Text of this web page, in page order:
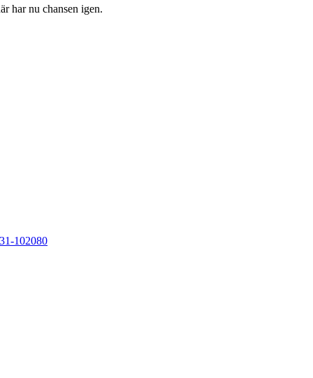
har nu chansen igen.
102080